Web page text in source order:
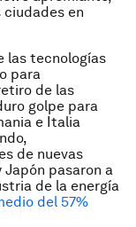
ciudades en
las tecnologías
para
de las
golpe para
e Italia
de nuevas
Japón pasaron a
de la energía
del 57%